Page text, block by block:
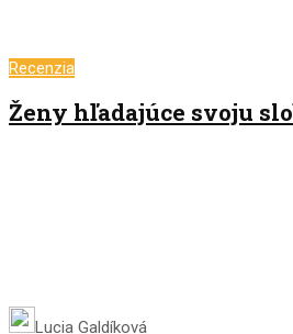
Recenzia
Ženy hľadajúce svoju
Lucia Galdíková